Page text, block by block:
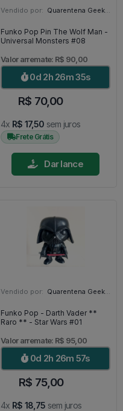
Vendido por: Quarentena Geek Store - SP
Funko Pop Pin The Wolf Man -
Universal Monsters #08
Valor arremate: R$ 90,00
0d 2h 26m 33s
R$ 70,00
4x R$ 17,50 sem juros
Frete Grátis
Dar lance
Vendido por: Quarentena Geek Store - SP
Funko Pop - Darth Vader **
Raro ** - Star Wars #01
Valor arremate: R$ 95,00
0d 2h 26m 55s
R$ 75,00
4x R$ 18,75 sem juros